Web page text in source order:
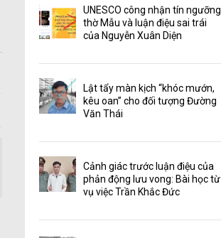
UNESCO công nhận tín ngưỡng
thờ Mẫu và luận điệu sai trái
của Nguyễn Xuân Diện
Lật tẩy màn kịch “khóc mướn,
kêu oan” cho đối tượng Đường
Văn Thái
Cảnh giác trước luận điệu của
phản động lưu vong: Bài học từ
vụ việc Trần Khắc Đức